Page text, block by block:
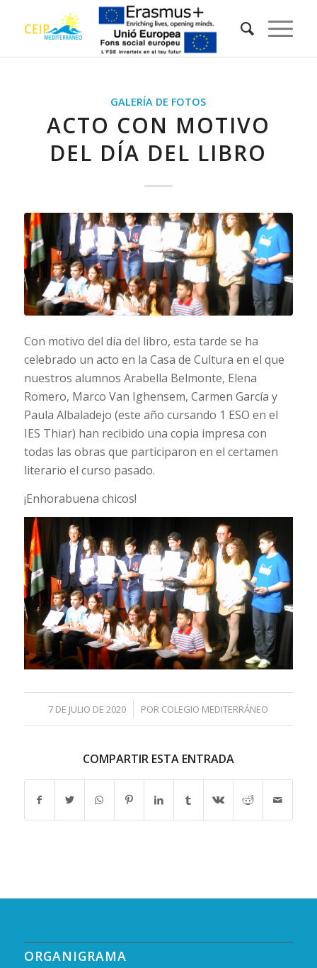
GALERÍA DE FOTOS
ACTO CON MOTIVO
DEL DÍA DEL LIBRO
Con motivo del día del libro, esta tarde se ha
celebrado un acto en la Casa de Cultura en el que
nuestros alumnos Arabella Belmonte, Elena
Romero, Marco Van Ighensem, Carmen García y
Paula Albaladejo (este año cursando 1 ESO en el
IES Thiar) han recibido una copia impresa con
todas las obras que participaron en el certamen
literario el curso pasado.
¡Enhorabuena chicos!
7 DE JULIO DE 2020
/ POR COLEGIO MEDITERRÁNEO
COMPARTIR ESTA ENTRADA
ORGANIGRAMA